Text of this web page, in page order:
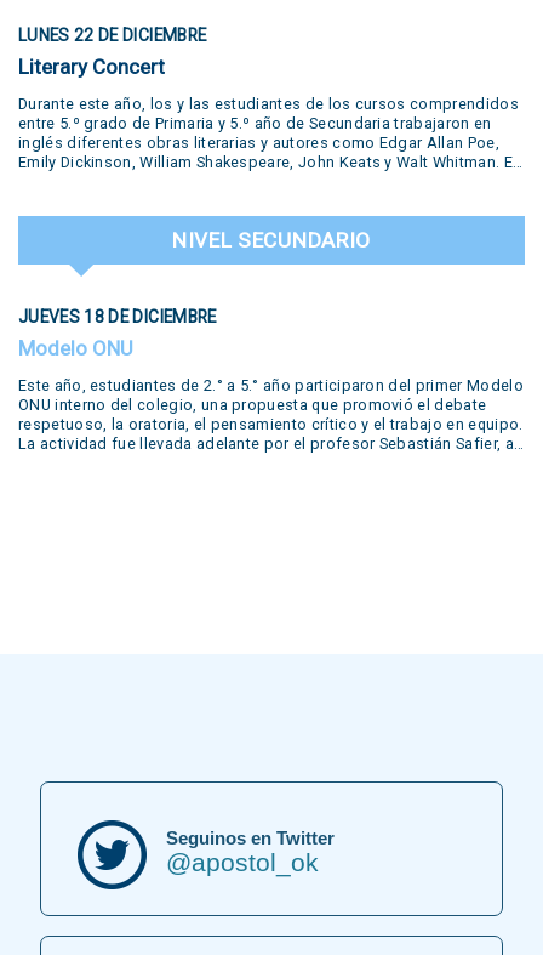
LUNES 22 DE DICIEMBRE
Literary Concert
Durante este año, los y las estudiantes de los cursos comprendidos
entre 5.º grado de Primaria y 5.º año de Secundaria trabajaron en
inglés diferentes obras literarias y autores como Edgar Allan Poe,
Emily Dickinson, William Shakespeare, John Keats y Walt Whitman. En
Polo Creativo, lecturas de poemas, podcasts, salas de escape y
hasta un juicio en vivo. Todas estas propuestas formaron parte del
puso en valor el aprendizaje del inglés a través del arte, la literatura y
de nuestros estudiantes. Literary Concert This year, students from
5th grades from primary school up to 5th year from secondary have
worked in our year-long workshop with different literary productions
by famous writers such as Edgar Allan Poe, Emily Dickinson, William
Shakespeare, John Keats and Walt Whitman. Several productions
prepared by the students during the year were shown in our concert:
live performances of short plays, reading of poems, podcasts,
escape rooms, trailers and even a live trial. Many of these were
NIVEL SECUNDARIO
JUEVES 18 DE DICIEMBRE
Modelo ONU
Este año, estudiantes de 2.° a 5.° año participaron del primer Modelo
ONU interno del colegio, una propuesta que promovió el debate
respetuoso, la oratoria, el pensamiento crítico y el trabajo en equipo.
La actividad fue llevada adelante por el profesor Sebastián Safier, a
Seguinos en Twitter
@apostol_ok